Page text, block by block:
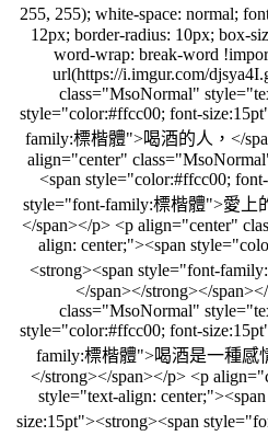
255, 255); white-space: normal;
12px; border-radius: 10px; box-
word-wrap: break-word
url(https://i.imgur.com/
class="MsoNormal"
style="color:#ffcc00; font-
family:標楷體">喝酒的人，</
align="center"
<span style="color:#ffcc00;
style="font-family:標楷體">愛上
</span></p> <p align="center"
align: center;"><span
<strong><span style="font-
</span></strong></
class="MsoNormal"
style="color:#ffcc00; font-
family:標楷體">喝酒是一種感
</strong></span></p> <p
style="text-align:
size:15pt"><strong><span